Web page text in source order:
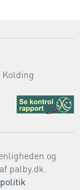
Kolding
og
palby.dk.